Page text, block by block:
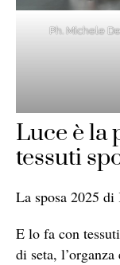
Ph. Michele
Luce è la
tessuti
La sposa 2025
E lo fa con
di seta,